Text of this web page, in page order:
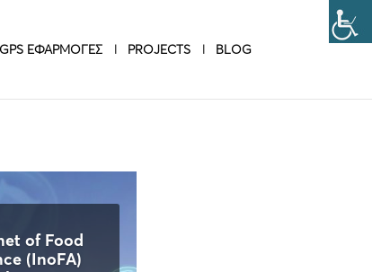
GPS ΕΦΑΡΜΟΓΕΣ PROJECTS BLOG
of Food
(InoFA)